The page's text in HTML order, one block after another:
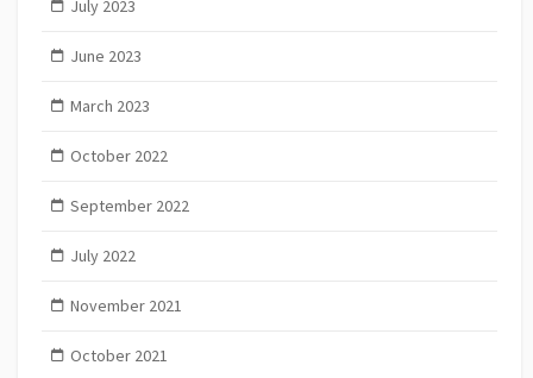
July 2023
June 2023
March 2023
October 2022
September 2022
July 2022
November 2021
October 2021